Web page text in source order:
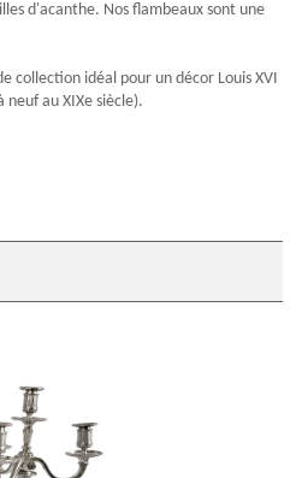
d'acanthe. Nos flambeaux sont une
collection idéal pour un décor Louis XVI
neuf au XIXe siècle).